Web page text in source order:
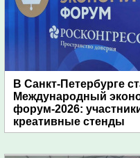
В Санкт-Петербурге
Международный
форум-2026:
креативные стенды